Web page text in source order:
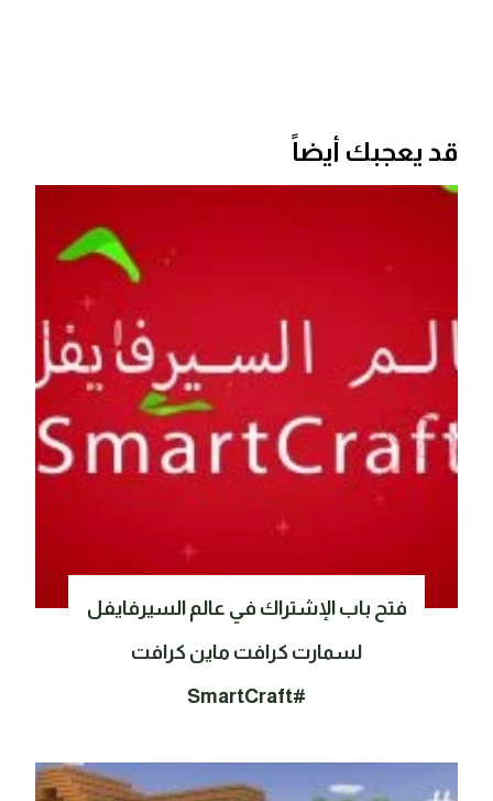
قد يعجبك أيضاً
فتح باب الإشتراك في عالم السيرفايفل
لسمارت كرافت ماين كرافت
#SmartCraft